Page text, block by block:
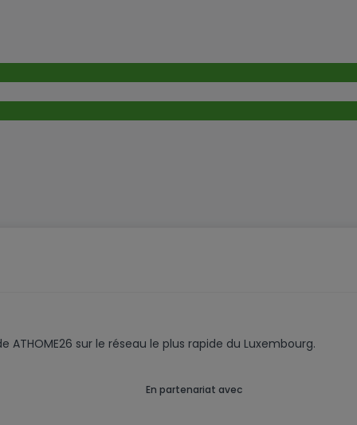
Est
ATHOME26 sur le réseau le plus rapide du Luxembourg.
En partenariat avec